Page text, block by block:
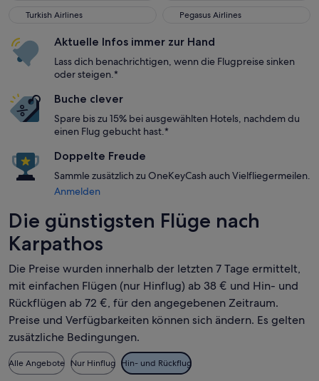
Turkish Airlines
Turkish Airlines Pegasus Airlines
Pegasus Airlines
Aktuelle Infos immer zur Hand
Lass dich benachrichtigen, wenn die Flugpreise sinken
oder steigen.*
Buche clever
Spare bis zu 15% bei ausgewählten Hotels, nachdem du
einen Flug gebucht hast.*
Doppelte Freude
Sammle zusätzlich zu OneKeyCash auch Vielfliegermeilen.
Anmelden
Die günstigsten Flüge nach
Karpathos
Die Preise wurden innerhalb der letzten 7 Tage ermittelt,
mit einfachen Flügen (nur Hinflug) ab 38 € und Hin- und
Rückflügen ab 72 €, für den angegebenen Zeitraum.
Preise und Verfügbarkeiten können sich ändern. Es gelten
zusätzliche Bedingungen.
Alle Angebote Nur Hinflug Hin- und Rückflug